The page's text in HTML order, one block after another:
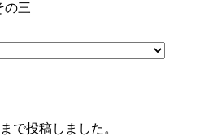
三
で投稿しました。